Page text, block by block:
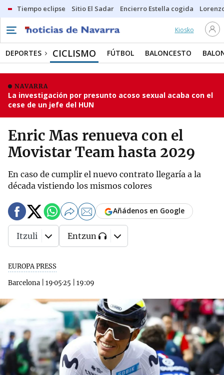
Tiempo eclipse Sitio El Sadar Encierro Estella cogida
Kiosko
DEPORTES CICLISMO FÚTBOL BALONCESTO
NAVARRA
La investigación por presunto acoso sexual acaba con el
cese de un jefe del HUN
Enric Mas renueva con el
Movistar Team hasta 2029
En caso de cumplir el nuevo contrato llegaría a la
década vistiendo los mismos colores
EUROPA PRESS
Barcelona
19·05·25 19:09
Añádenos en Google
Itzuli Entzun